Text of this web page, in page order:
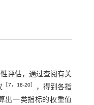
评估，通过查阅有关
［7， 18-20
，得到各指
出一类指标的权重值